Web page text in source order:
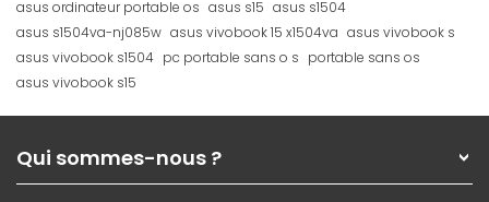
asus ordinateur portable os asus s15 asus s1504
asus s1504va-nj085w asus vivobook 15 x1504va asus vivobook s
asus vivobook s1504 pc portable sans o s portable sans os
asus vivobook s15
Qui sommes-nous ?